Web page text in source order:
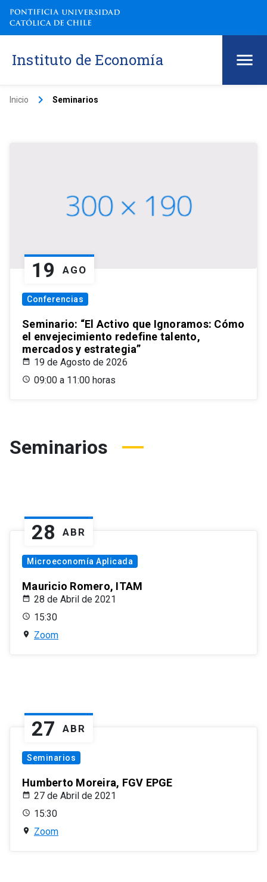
Instituto de Economía
Inicio keyboard_arrow_right Seminarios
19 AGO
Conferencias
Seminario: “El Activo que Ignoramos: Cómo
el envejecimiento redefine talento,
mercados y estrategia”
19 de Agosto de 2026
09:00 a 11:00 horas
Seminarios
28 ABR
Microeconomía Aplicada
Mauricio Romero, ITAM
28 de Abril de 2021
15:30
Zoom
27 ABR
Seminarios
Humberto Moreira, FGV EPGE
27 de Abril de 2021
15:30
Zoom